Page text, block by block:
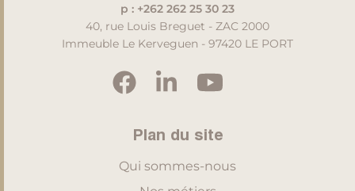
p : +262 262 25 30 23
40, rue Louis Breguet - ZAC 2000
Immeuble Le Kerveguen - 97420 LE PORT
Plan du site
Qui sommes-nous